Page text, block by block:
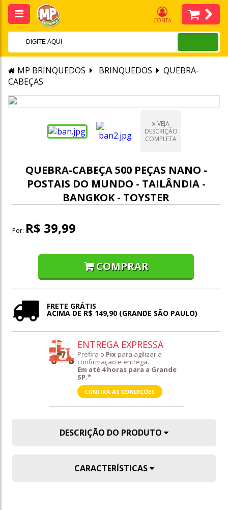
CONTA
MP BRINQUEDOS BRINQUEDOS
QUEBRA-
CABEÇAS
VEJA
DESCRIÇÃO
COMPLETA
QUEBRA-CABEÇA 500 PEÇAS NANO -
POSTAIS DO MUNDO - TAILÂNDIA -
BANGKOK - TOYSTER
Por: R$ 39,99
COMPRAR
FRETE GRÁTIS
ACIMA DE R$ 149,90 (GRANDE SÃO PAULO)
ENTREGA EXPRESSA
Prefira o Pix para agilizar a
confirmação e entrega.
Em até 4 horas para a Grande
SP.*
CONFIRA AS CONDIÇÕES
DESCRIÇÃO DO PRODUTO
CARACTERÍSTICAS